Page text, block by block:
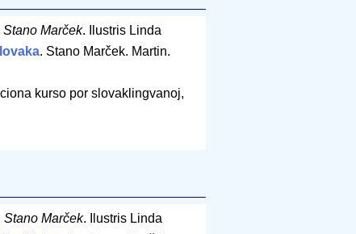
Stano Marček. Ilustris Linda
. Stano Marček. Martin.
kurso por slovaklingvanoj,
Stano Marček. Ilustris Linda